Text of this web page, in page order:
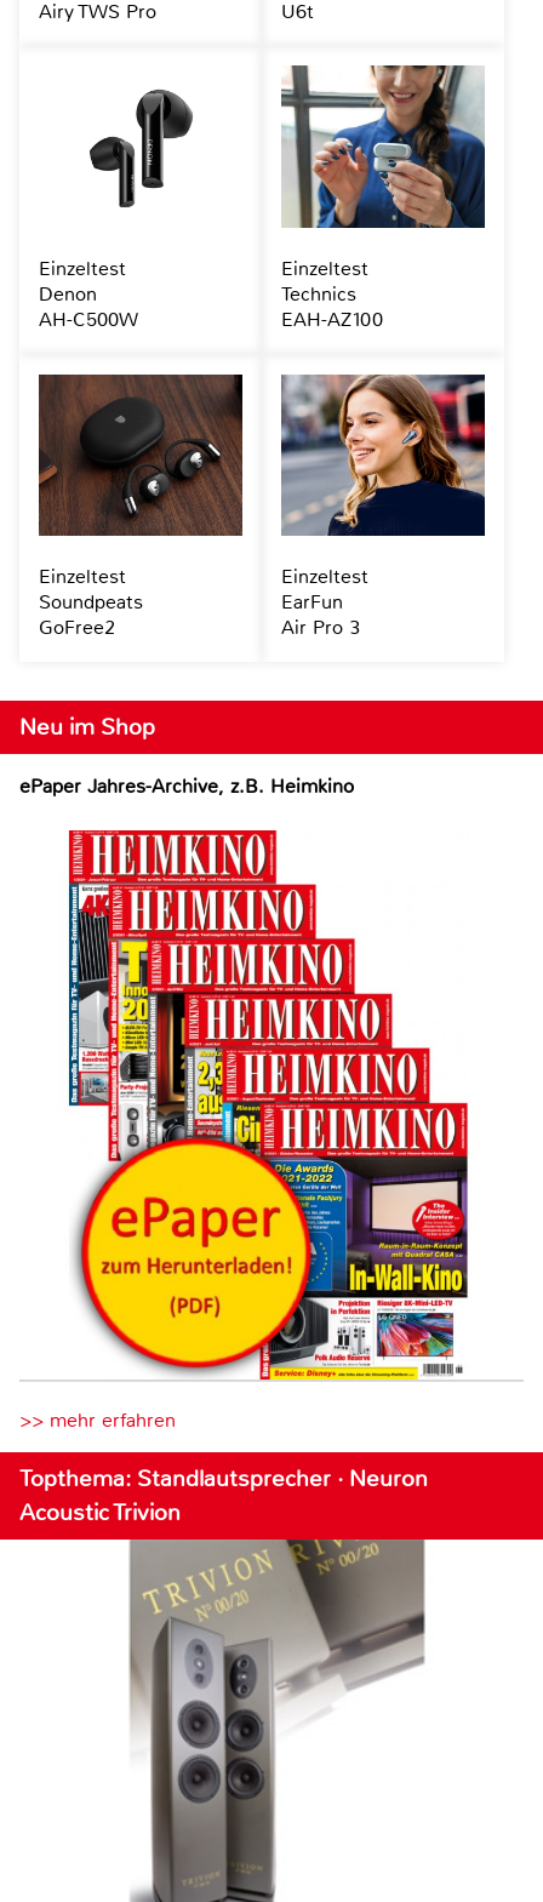
Neu im Shop
ePaper Jahres-Archive, z.B. Heimkino
>> mehr erfahren
Topthema: Standlautsprecher · Neuron
Acoustic Trivion
Airy TWS Pro U6t
Einzeltest
Denon
AH-C500W
Einzeltest
Technics
EAH-AZ100
Einzeltest
Soundpeats
GoFree2
Einzeltest
EarFun
Air Pro 3